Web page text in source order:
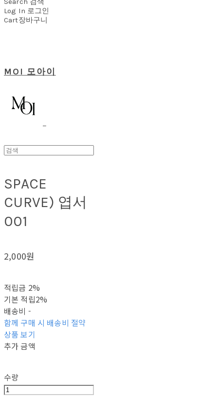
Log In 로그인
Cart장바구니
MOI 모아이
SPACE
CURVE) 엽서
001
2,000원
적립금 2%
기본 적립2%
배송비 -
함께 구매 시 배송비 절약
상품 보기
추가 금액
수량